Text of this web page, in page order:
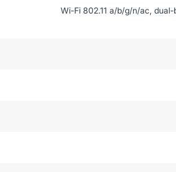
Wi-Fi 802.11 a/b/g/n/ac,